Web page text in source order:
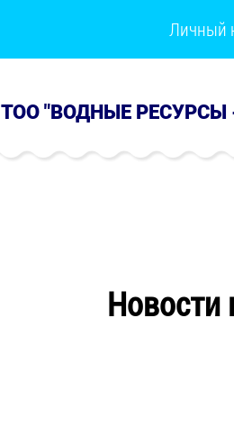
Личный
ТОО "ВОДНЫЕ РЕСУРСЫ
Новости